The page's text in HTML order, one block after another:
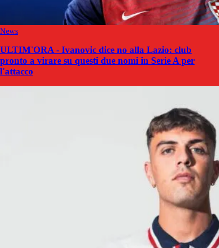
News
ULTIM'ORA - Ivanovic dice no alla Lazio: club
pronto a virare su questi due nomi in Serie A per
l'attacco